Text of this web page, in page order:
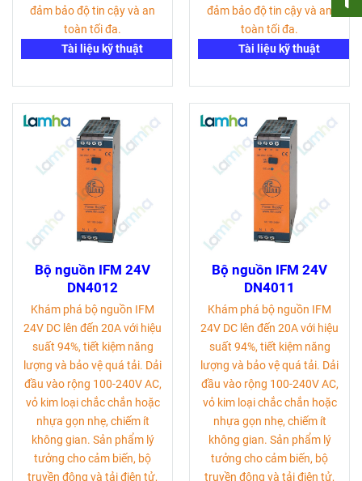
đảm bảo độ tin cậy và an
toàn tối đa.
Tài liệu kỹ thuật
đảm bảo độ tin cậy và an
toàn tối đa.
Tài liệu kỹ thuật
Bộ nguồn IFM 24V
DN4012
Khám phá bộ nguồn IFM
24V DC lên đến 20A với hiệu
suất 94%, tiết kiệm năng
lượng và bảo vệ quá tải. Dải
đầu vào rộng 100-240V AC,
vỏ kim loại chắc chắn hoặc
nhựa gọn nhẹ, chiếm ít
không gian. Sản phẩm lý
tưởng cho cảm biến, bộ
truyền động và tải điện tử,
Bộ nguồn IFM 24V
DN4011
Khám phá bộ nguồn IFM
24V DC lên đến 20A với hiệu
suất 94%, tiết kiệm năng
lượng và bảo vệ quá tải. Dải
đầu vào rộng 100-240V AC,
vỏ kim loại chắc chắn hoặc
nhựa gọn nhẹ, chiếm ít
không gian. Sản phẩm lý
tưởng cho cảm biến, bộ
truyền động và tải điện tử,